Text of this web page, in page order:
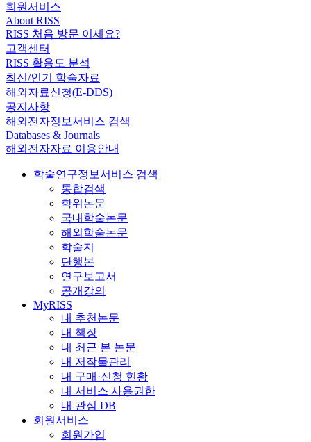
회원서비스
About RISS
RISS 처음 방문 이세요?
고객센터
RISS 활용도 분석
최신/인기 학술자료
해외자료신청(E-DDS)
공지사항
해외전자정보서비스 검색
Databases & Journals
해외전자자료 이용안내
학술연구정보서비스 검색
통합검색
학위논문
국내학술논문
해외학술논문
학술지
단행본
연구보고서
공개강의
MyRISS
내 추천논문
내 책장
내 최근 본 논문
내 저작물관리
내 구매·신청 현황
내 서비스 사용권한
내 관심 DB
회원서비스
회원가입